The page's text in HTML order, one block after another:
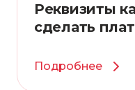
Реквизиты
сделать
Подробнее